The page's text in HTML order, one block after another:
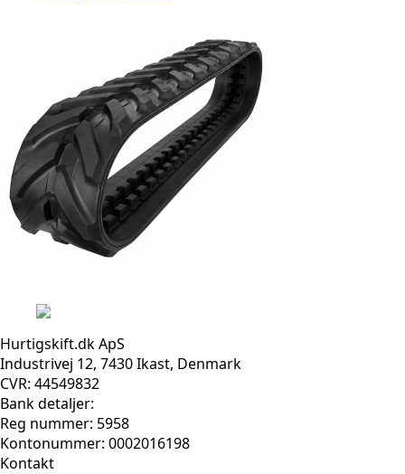
Hurtigskift.dk ApS
Industrivej 12, 7430 Ikast, Denmark
CVR: 44549832
Bank detaljer:
Reg nummer: 5958
Kontonummer: 0002016198
Kontakt